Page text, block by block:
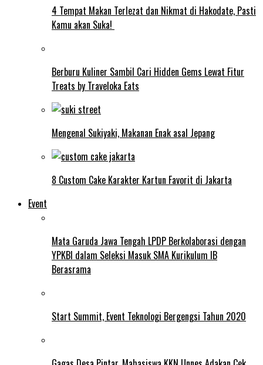
4 Tempat Makan Terlezat dan Nikmat di Hakodate, Pasti
Kamu akan Suka!
Berburu Kuliner Sambil Cari Hidden Gems Lewat Fitur
Treats by Traveloka Eats
Mengenal Sukiyaki, Makanan Enak asal Jepang
8 Custom Cake Karakter Kartun Favorit di Jakarta
Event
Mata Garuda Jawa Tengah LPDP Berkolaborasi dengan
YPKBI dalam Seleksi Masuk SMA Kurikulum IB
Berasrama
Start Summit, Event Teknologi Bergengsi Tahun 2020